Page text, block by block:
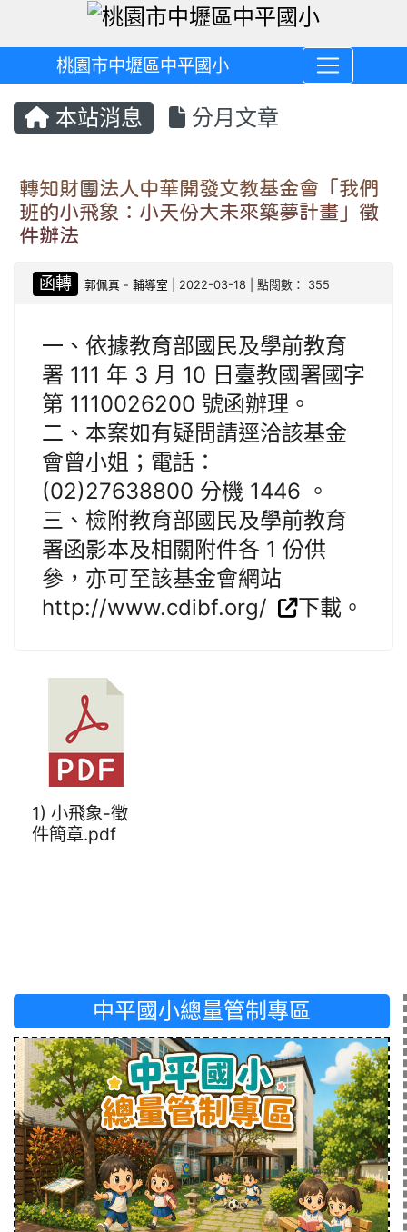
桃園市中壢區中平國小
本站消息 分月文章
轉知財團法人中華開發文教基金會「我們
班的小飛象：小天份大未來築夢計畫」徵
件辦法
函轉 郭佩真 -輔導室 | 2022-03-18 | 點閱數： 355
一、依據教育部國民及學前教育
署 111 年 3 月 10 日臺教國署國字
第 1110026200 號函辦理。
二、本案如有疑問請逕洽該基金
會曾小姐；電話：
(02)27638800 分機 1446 。
三、檢附教育部國民及學前教育
署函影本及相關附件各 1 份供
參，亦可至該基金會網站
http://www.cdibf.org/
下載。
1) 小飛象-徵
件簡章.pdf
中平國小總量管制專區